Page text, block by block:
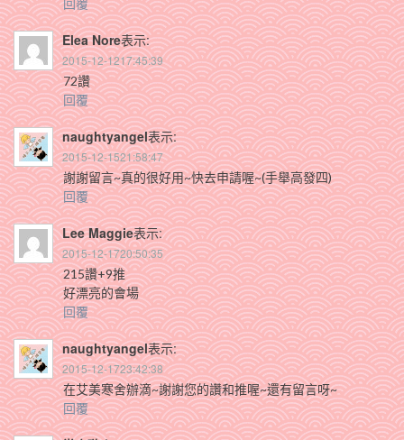
Elea Nore表示:
2015-12-1217:45:39
72讚
回覆
naughtyangel表示:
2015-12-1521:58:47
謝謝留言~真的很好用~快去申請喔~(手舉高發四)
回覆
Lee Maggie表示:
2015-12-1720:50:35
215讚+9推
好漂亮的會場
回覆
naughtyangel表示:
2015-12-1723:42:38
在艾美寒舍辦滴~謝謝您的讚和推喔~還有留言呀~
回覆